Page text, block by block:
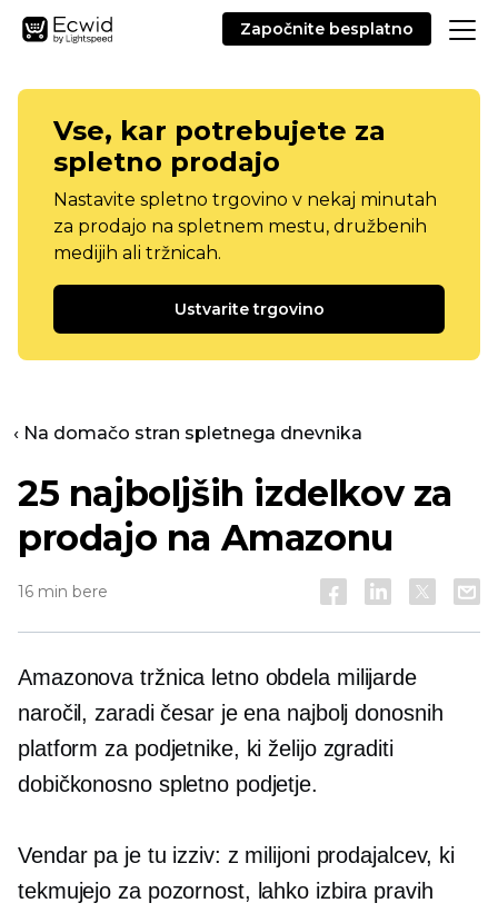
Započnite besplatno
Vse, kar potrebujete za
spletno prodajo
Nastavite spletno trgovino v nekaj minutah
za prodajo na spletnem mestu, družbenih
medijih ali tržnicah.
Ustvarite trgovino
‹ Na domačo stran spletnega dnevnika
25 najboljših izdelkov za
prodajo na Amazonu
16 min bere
Amazonova tržnica letno obdela milijarde
naročil, zaradi česar je ena najbolj donosnih
platform za podjetnike, ki želijo zgraditi
dobičkonosno spletno podjetje.
Vendar pa je tu izziv: z milijoni prodajalcev, ki
tekmujejo za pozornost, lahko izbira pravih